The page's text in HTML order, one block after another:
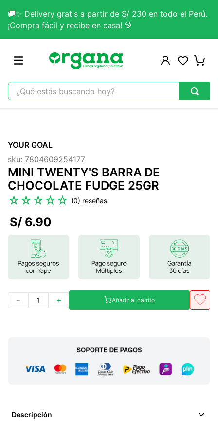
🚚✨ Delivery gratis a partir de S/ 230 en todo el Perú.
¡Compra fácil y recibe en casa! 💚
¿Qué estás buscando hoy?
2.
citrato magnesio
3.
colageno
4
kefir
5 .
glicinato magnesio
stevia
9.
ashwagandha
YOUR GOAL
sku: 7804609254177
MINI TWENTY'S BARRA DE
CHOCOLATE FUDGE 25GR
☆☆☆☆☆ (0)
S/ 6.90
＋
－ Añadir al carrito
Descripción